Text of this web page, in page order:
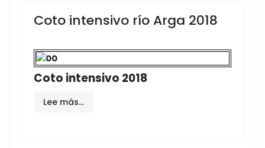
Coto intensivo río Arga 2018
Coto intensivo 2018
Lee más…